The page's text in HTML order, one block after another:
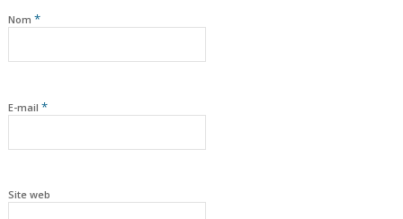
Nom *
E-mail *
Site web